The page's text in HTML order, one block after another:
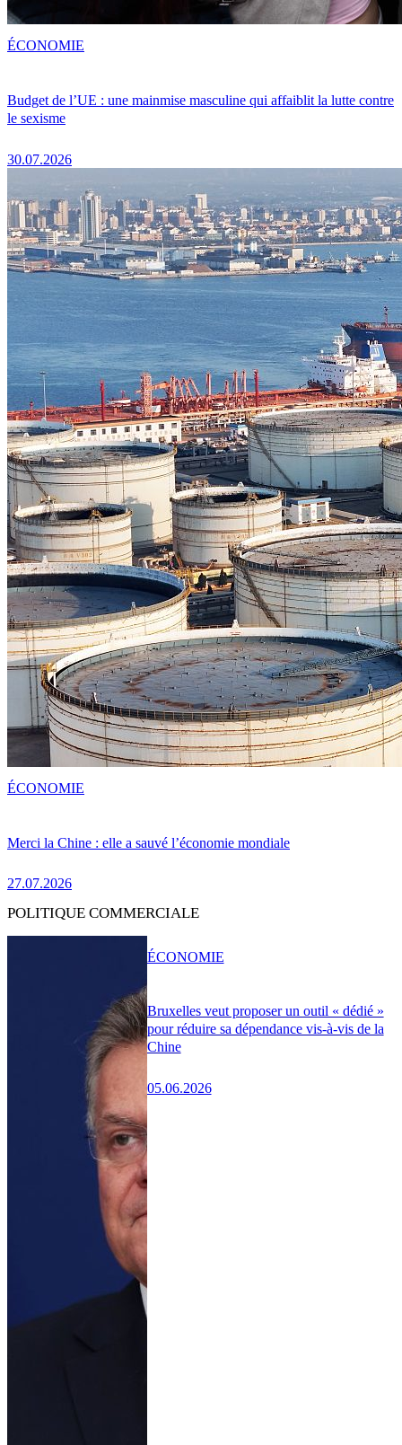
Budget de l’UE : une mainmise masculine qui affaiblit la lutte contre
le sexisme
30.07.2026
ÉCONOMIE
Merci la Chine : elle a sauvé l’économie mondiale
27.07.2026
ÉCONOMIE
POLITIQUE COMMERCIALE
Bruxelles veut proposer un outil « dédié »
pour réduire sa dépendance vis-à-vis de la
Chine
05.06.2026
ÉCONOMIE